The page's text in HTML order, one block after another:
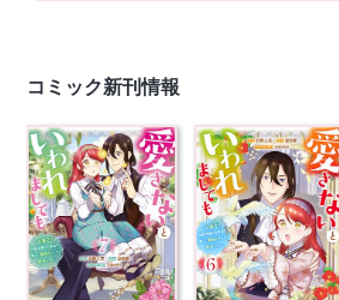
コミック新刊情報